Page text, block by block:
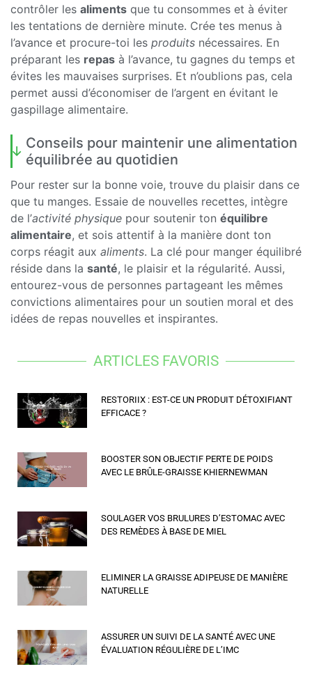
contrôler les aliments que tu consommes et à éviter
les tentations de dernière minute. Crée tes menus à
l’avance et procure-toi les produits nécessaires. En
préparant les repas à l’avance, tu gagnes du temps et
évites les mauvaises surprises. Et n’oublions pas, cela
permet aussi d’économiser de l’argent en évitant le
gaspillage alimentaire.
Conseils pour maintenir une alimentation
équilibrée au quotidien
Pour rester sur la bonne voie, trouve du plaisir dans ce
que tu manges. Essaie de nouvelles recettes, intègre
de l’activité physique pour soutenir ton équilibre
alimentaire, et sois attentif à la manière dont ton
corps réagit aux aliments. La clé pour manger équilibré
réside dans la santé, le plaisir et la régularité. Aussi,
entourez-vous de personnes partageant les mêmes
convictions alimentaires pour un soutien moral et des
idées de repas nouvelles et inspirantes.
ARTICLES FAVORIS
RESTORIIX : EST-CE UN PRODUIT DÉTOXIFIANT
EFFICACE ?
BOOSTER SON OBJECTIF PERTE DE POIDS
AVEC LE BRÛLE-GRAISSE KHIERNEWMAN
SOULAGER VOS BRULURES D’ESTOMAC AVEC
DES REMÈDES À BASE DE MIEL
ELIMINER LA GRAISSE ADIPEUSE DE MANIÈRE
NATURELLE
ASSURER UN SUIVI DE LA SANTÉ AVEC UNE
ÉVALUATION RÉGULIÈRE DE L’IMC